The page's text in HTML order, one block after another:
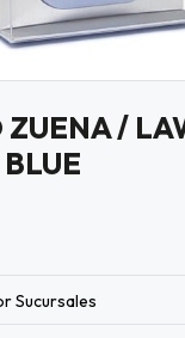
/
Sucursales